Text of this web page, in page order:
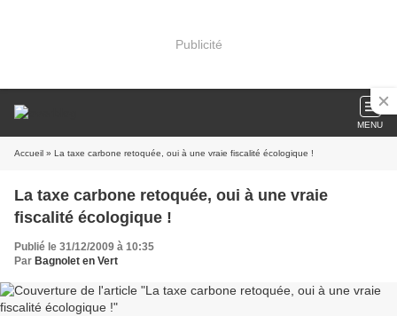
Publicité
MENU
Accueil » La taxe carbone retoquée, oui à une vraie fiscalité écologique !
La taxe carbone retoquée, oui à une vraie
fiscalité écologique !
Publié le 31/12/2009 à 10:35
Par Bagnolet en Vert